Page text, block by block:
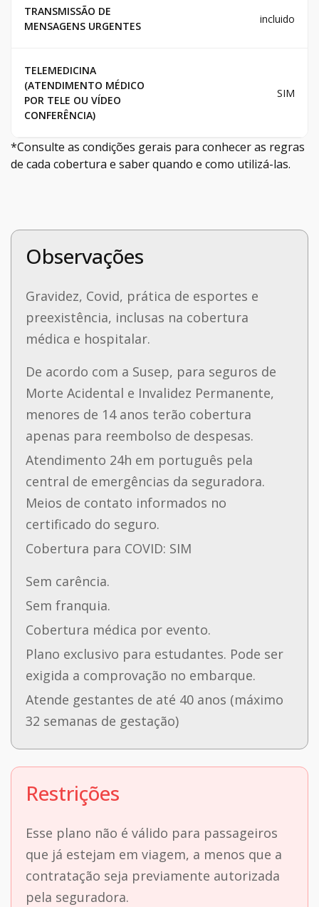
TRANSMISSÃO DE
MENSAGENS URGENTES
incluido
TELEMEDICINA
(ATENDIMENTO MÉDICO
POR TELE OU VÍDEO
CONFERÊNCIA)
SIM
*Consulte as condições gerais para conhecer as regras
de cada cobertura e saber quando e como utilizá-las.
Observações
Gravidez, Covid, prática de esportes e
preexistência, inclusas na cobertura
médica e hospitalar.
De acordo com a Susep, para seguros de
Morte Acidental e Invalidez Permanente,
menores de 14 anos terão cobertura
apenas para reembolso de despesas.
Atendimento 24h em português pela
central de emergências da seguradora.
Meios de contato informados no
certificado do seguro.
Cobertura para COVID: SIM
Sem carência.
Sem franquia.
Cobertura médica por evento.
Plano exclusivo para estudantes. Pode ser
exigida a comprovação no embarque.
Atende gestantes de até 40 anos (máximo
32 semanas de gestação)
Restrições
Esse plano não é válido para passageiros
que já estejam em viagem, a menos que a
contratação seja previamente autorizada
pela seguradora.